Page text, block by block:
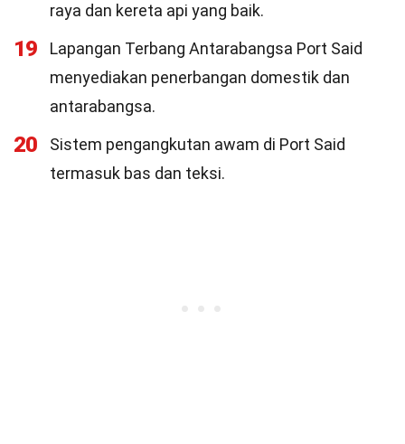
raya dan kereta api yang baik.
19
Lapangan Terbang Antarabangsa Port Said
menyediakan penerbangan domestik dan
antarabangsa.
20
Sistem pengangkutan awam di Port Said
termasuk bas dan teksi.